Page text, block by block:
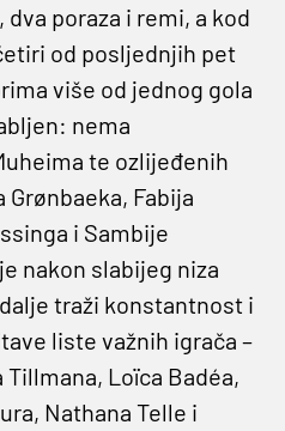
poraza i remi, a kod
od posljednjih pet
više od jednog gola
nema
te ozlijeđenih
Fabija
i Sambije
nakon slabijeg niza
traži konstantnost i
liste važnih igrača –
Tillmana, Loïca Badéa,
Nathana Telle i